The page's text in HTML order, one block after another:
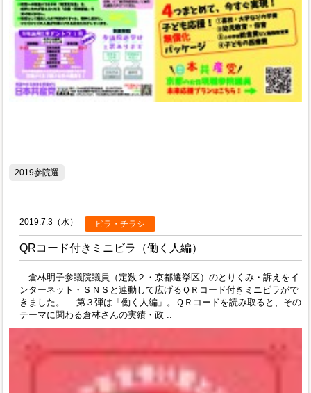
2019参院選
2019.7.3（水） ビラ・チラシ
QRコード付きミニビラ（働く人編）
倉林明子参議院議員（定数２・京都選挙区）のとりくみ・訴えをイ
ンターネット・ＳＮＳと連動して広げるＱＲコード付きミニビラがで
きました。 第３弾は「働く人編」。ＱＲコードを読み取ると、その
テーマに関わる倉林さんの実績・政 ..